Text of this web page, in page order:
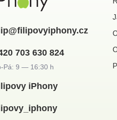
@filipovyiphony.cz
703 630 824
iPhony